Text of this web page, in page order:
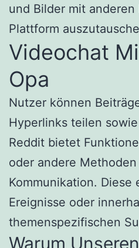
und Bilder mit
Plattform
Videochat
Opa
Nutzer können
Hyperlinks teilen
Reddit bietet
oder andere
Kommunikation. Diese
Ereignisse oder
themenspezifischen
Warum